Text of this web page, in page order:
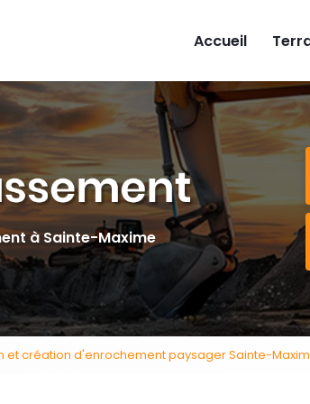
Accueil
à Sainte-Maxime
et création d'enrochement paysager Sainte-